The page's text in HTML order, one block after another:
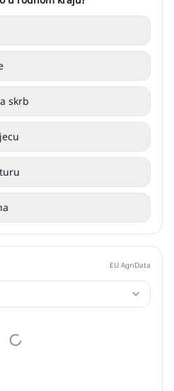
skrb
EU AgriData